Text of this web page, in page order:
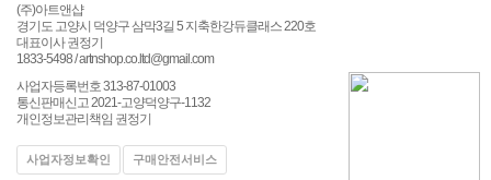
(주)아트앤샵
경기도 고양시 덕양구 삼막3길 5 지축한강듀클래스 220호
대표이사 권정기
1833-5498 / artnshop.co.ltd@gmail.com
사업자등록번호 313-87-01003
통신판매신고 2021-고양덕양구-1132
개인정보관리책임 권정기
사업자정보확인 구매안전서비스